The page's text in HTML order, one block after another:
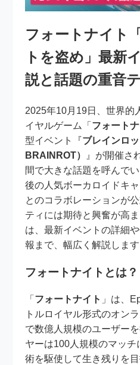
フォートナイト
トを盗め」最新
説と話題の重音
2025年10月19日、世界的
イヤルゲーム「 フォート
型イベント『ブレインロ
BRAINROT）
』が開催さ
間で大きな話題を呼んで
後の人気ボーカロイドキ
とのコラボレーションが
ティには期待と興奮が高
は、最新イベントの詳細
報まで、幅広く解説します
フォートナイトとは？
「 フォートナイト 」は、
トルロイヤル形式のオン
で数億人規模のユーザー
ヤーは100人規模のマッ
術を駆使して生き残りを